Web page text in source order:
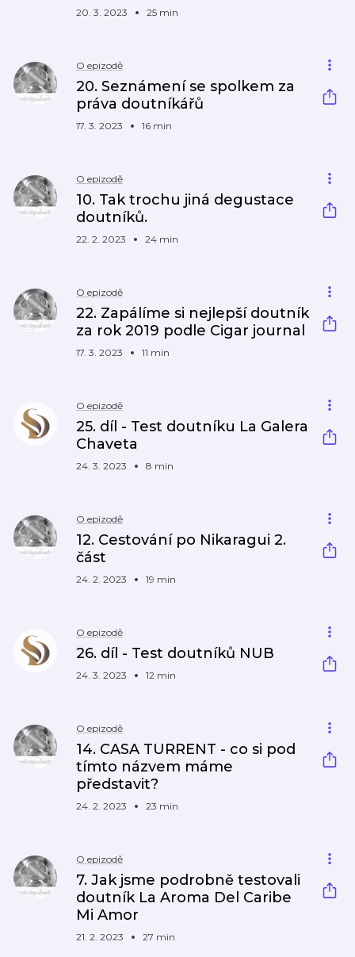
20. 3. 2023 25 min
O epizodě
20. Seznámení se spolkem za
práva doutníkářů
17. 3. 2023 16 min
O epizodě
10. Tak trochu jiná degustace
doutníků.
22. 2. 2023 24 min
O epizodě
22. Zapálíme si nejlepší doutník
za rok 2019 podle Cigar journal
17. 3. 2023 11 min
O epizodě
25. díl - Test doutníku La Galera
Chaveta
24. 3. 2023 8 min
O epizodě
12. Cestování po Nikaragui 2.
část
24. 2. 2023 19 min
O epizodě
26. díl - Test doutníků NUB
24. 3. 2023 12 min
O epizodě
14. CASA TURRENT - co si pod
tímto názvem máme
představit?
24. 2. 2023 23 min
O epizodě
7. Jak jsme podrobně testovali
doutník La Aroma Del Caribe
Mi Amor
21. 2. 2023 27 min